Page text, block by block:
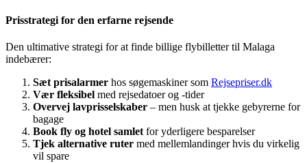
Prisstrategi for den erfarne rejsende
Den ultimative strategi for at finde billige flybilletter til Malaga
indebærer:
Sæt prisalarmer hos søgemaskiner som Rejsepriser.dk
Vær fleksibel med rejsedatoer og -tider
Overvej lavprisselskaber – men husk at tjekke gebyrerne for
bagage
Book fly og hotel samlet for yderligere besparelser
Tjek alternative ruter med mellemlandinger hvis du virkelig
vil spare